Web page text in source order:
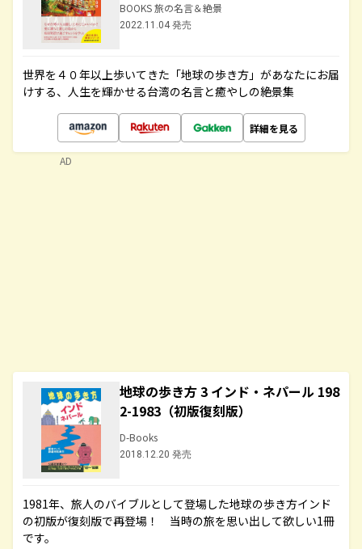
BOOKS 旅の名言＆絶景
2022.11.04 発売
世界を４０年以上歩いてきた「地球の歩き方」があなたにお届
けする、人生を輝かせる台湾の名言と癒やしの絶景集
詳細を見る
地球の歩き方 3 インド・ネパール 198
2-1983（初版復刻版）
D-Books
2018.12.20 発売
1981年、旅人のバイブルとして登場した地球の歩き方インド
の初版が復刻版で再登場！ 当時の旅を思い出して欲しい1冊
です。
AD